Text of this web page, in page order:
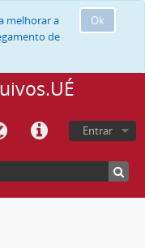
Ok
melhorar a
de
Entrar